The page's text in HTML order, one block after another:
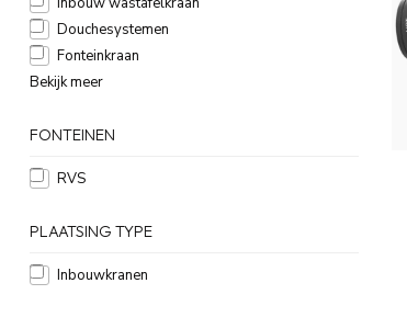
Douchesystemen
Fonteinkraan
Bekijk meer
FONTEINEN
RVS
PLAATSING TYPE
Inbouwkranen